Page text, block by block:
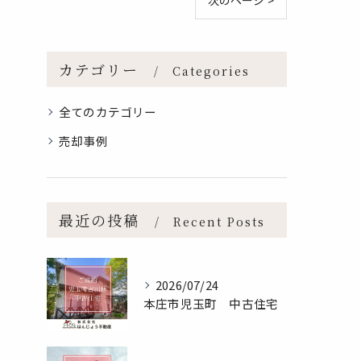
カテゴリー Categories
全てのカテゴリー
売却事例
最近の投稿 Recent Posts
2026/07/24
本庄市児玉町 中古住宅